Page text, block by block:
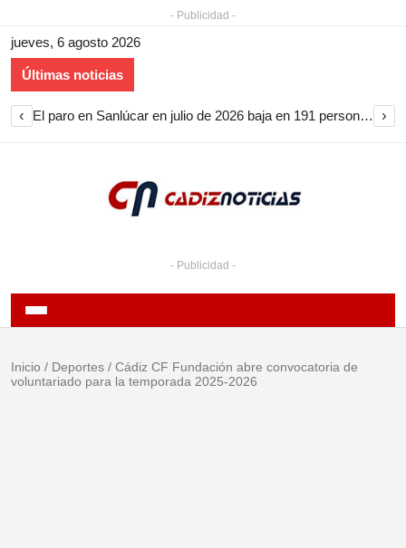
- Publicidad -
jueves, 6 agosto 2026
Últimas noticias
‹ El paro en Sanlúcar en julio de 2026 baja en 191 personas y encadena nueve meses de descenso ›
- Publicidad -
Inicio / Deportes / Cádiz CF Fundación abre convocatoria de
voluntariado para la temporada 2025-2026